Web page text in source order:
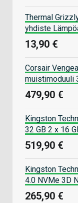
Thermal
yhdiste
13,90 €
Corsair
muistimoduuli
479,90 €
Kingston
32 GB 2 x 16
519,90 €
Kingston
4.0 NVMe 3D
265,90 €